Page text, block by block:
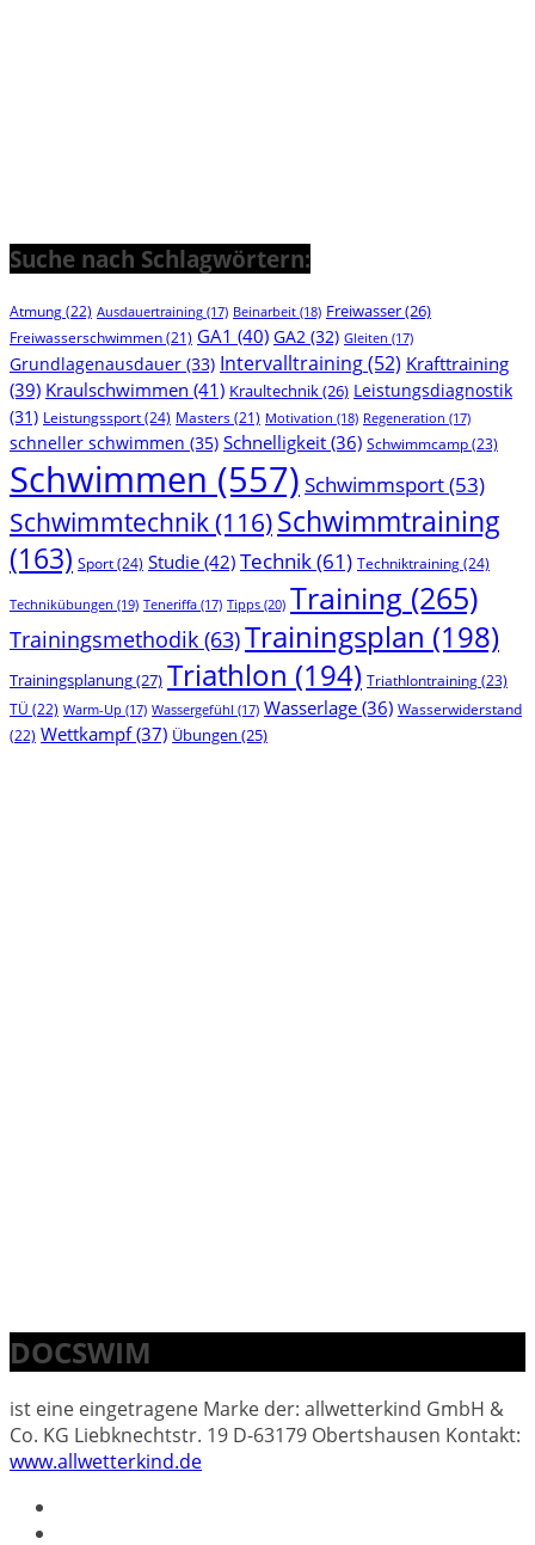
Suche nach Schlagwörtern:
Atmung(22) Ausdauertraining (17) Beinarbeit (18) Freiwasser(26)
Freiwasserschwimmen (21) GA1 (40) GA2 (32) Gleiten (17)
Grundlagenausdauer (33) Intervalltraining(52) Krafttraining
(39) Kraulschwimmen (41) Kraultechnik(26) Leistungsdiagnostik
(31) Leistungssport(24) Masters (21) Motivation (18) Regeneration (17)
schneller schwimmen (35) Schnelligkeit (36) Schwimmcamp(23)
Schwimmen (557) Schwimmsport(53)
Schwimmtechnik(116)Schwimmtraining
(163) Sport(24) Studie (42) Technik(61) Techniktraining(24)
Technikübungen (19) Teneriffa (17) Tipps (20) Training (265)
Trainingsmethodik (63)Trainingsplan (198)
Trainingsplanung(27) Triathlon (194) Triathlontraining(23)
TÜ (22) Warm-Up (17) Wassergefühl (17) Wasserlage (36) Wasserwiderstand
(22) Wettkampf(37) Übungen (25)
DOCSWIM
ist eine eingetragene Marke der: allwetterkind GmbH &
Co. KG Liebknechtstr. 19 D-63179 Obertshausen Kontakt:
www.allwetterkind.de